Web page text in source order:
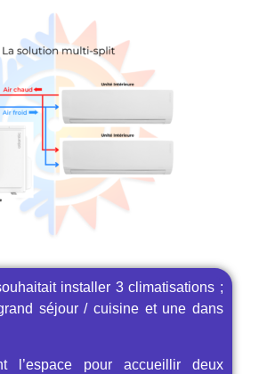
installer 3 climatisations ;
séjour / cuisine et une dans
l’espace pour accueillir deux